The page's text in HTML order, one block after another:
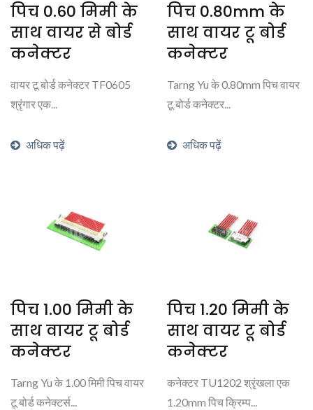
पिच 0.60 मिमी के
साथ वायर से बोर्ड
कनेक्टर
वायर टू बोर्ड कनेक्टर TF0605
श्रृंगार एक...
अधिक पढ़ें
पिच 0.80mm के
साथ वायर टू बोर्ड
कनेक्टर
Tarng Yu के 0.80mm पिच वायर
टू बोर्ड कनेक्टर...
अधिक पढ़ें
पिच 1.00 मिमी के
साथ वायर टू बोर्ड
कनेक्टर
Tarng Yu के 1.00 मिमी पिच वायर
टू बोर्ड कनेक्टर्स...
पिच 1.20 मिमी के
साथ वायर टू बोर्ड
कनेक्टर
कनेक्टर TU1202 श्रृंखला एक
1.20mm पिच क्रिम्प...